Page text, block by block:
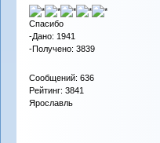
Спасибо
-Дано: 1941
-Получено: 3839
Сообщений: 636
Рейтинг: 3841
Ярославль